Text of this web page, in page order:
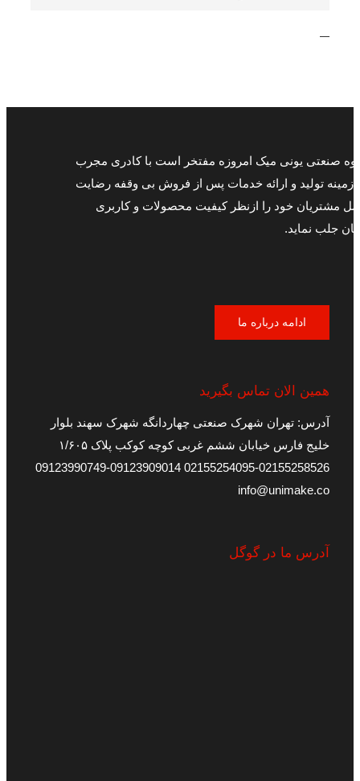
صنعتی یونی میک امروزه مفتخر است با کادری مجرب
زمینه تولید و ارائه خدمات پس از فروش بی وقفه رضایت
مشتریان خود را ازنظر کیفیت محصولات و کاربری
جلب نماید.
ادامه درباره ما
همین الان تماس بگیرید
آدرس: تهران شهرک صنعتی چهاردانگه شهرک سهند بلوار
خلیج فارس خیابان ششم غربی کوچه کوکب پلاک ۱/۶۰۵
02155258526-02155254095
09123909014-09123990749
info@unimake.co
آدرس ما در گوگل